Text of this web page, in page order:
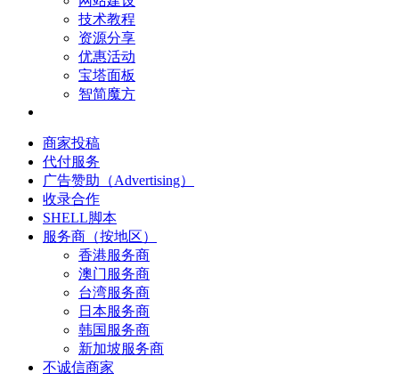
技术教程
资源分享
优惠活动
宝塔面板
智简魔方
商家投稿
代付服务
广告赞助（Advertising）
收录合作
SHELL脚本
服务商（按地区）
香港服务商
澳门服务商
台湾服务商
日本服务商
韩国服务商
新加坡服务商
不诚信商家